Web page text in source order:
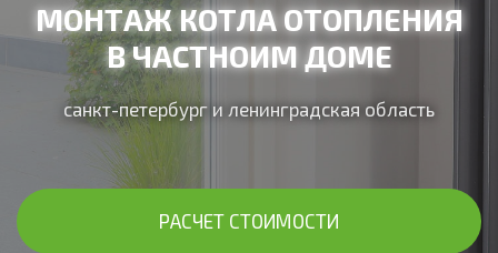
МОНТАЖ КОТЛА ОТОПЛЕНИЯ
В ЧАСТНОИМ ДОМЕ
санкт-петербург и ленинградская область
РАСЧЕТ СТОИМОСТИ